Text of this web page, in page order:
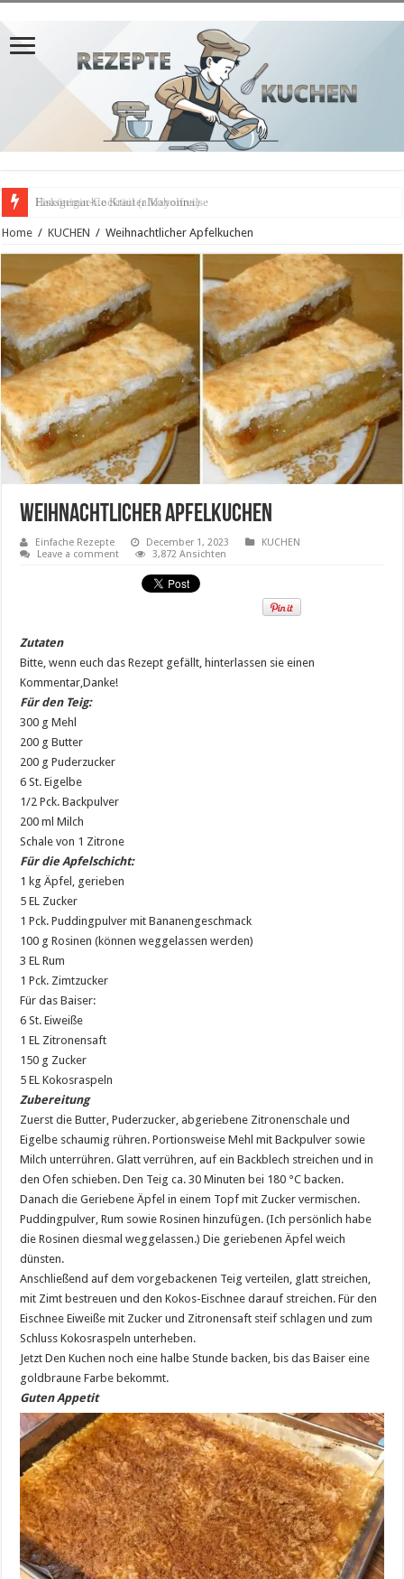
Hausgemachte Kräuter Mayonnaise
Home / KUCHEN / Weihnachtlicher Apfelkuchen
Weihnachtlicher Apfelkuchen
Einfache Rezepte December 1, 2023
KUCHEN
Leave a comment
3,872 Ansichten
Zutaten
Bitte, wenn euch das Rezept gefällt, hinterlassen sie einen
Kommentar,Danke!
Für den Teig:
300 g Mehl
200 g Butter
200 g Puderzucker
6 St. Eigelbe
1/2 Pck. Backpulver
200 ml Milch
Schale von 1 Zitrone
Für die Apfelschicht:
1 kg Äpfel, gerieben
5 EL Zucker
1 Pck. Puddingpulver mit Bananengeschmack
100 g Rosinen (können weggelassen werden)
3 EL Rum
1 Pck. Zimtzucker
Für das Baiser:
6 St. Eiweiße
1 EL Zitronensaft
150 g Zucker
5 EL Kokosraspeln
Zubereitung
Zuerst die Butter, Puderzucker, abgeriebene Zitronenschale und
Eigelbe schaumig rühren. Portionsweise Mehl mit Backpulver sowie
Milch unterrühren. Glatt verrühren, auf ein Backblech streichen und in
den Ofen schieben. Den Teig ca. 30 Minuten bei 180 °C backen.
Danach die Geriebene Äpfel in einem Topf mit Zucker vermischen.
Puddingpulver, Rum sowie Rosinen hinzufügen. (Ich persönlich habe
die Rosinen diesmal weggelassen.) Die geriebenen Äpfel weich
dünsten.
Anschließend auf dem vorgebackenen Teig verteilen, glatt streichen,
mit Zimt bestreuen und den Kokos-Eischnee darauf streichen. Für den
Eischnee Eiweiße mit Zucker und Zitronensaft steif schlagen und zum
Schluss Kokosraspeln unterheben.
Jetzt Den Kuchen noch eine halbe Stunde backen, bis das Baiser eine
goldbraune Farbe bekommt.
Guten Appetit